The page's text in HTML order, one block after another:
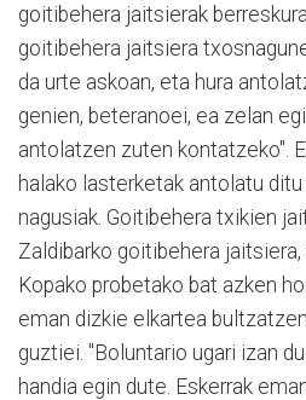
goitibehera jaitsierak
goitibehera jaitsiera
da urte askoan, eta hura
genien, beteranoei, ea zelan
antolatzen zuten kontatzeko".
halako lasterketak antolatu
nagusiak. Goitibehera txikien
Zaldibarko goitibehera
Kopako probetako bat azken
eman dizkie elkartea
guztiei. "Boluntario ugari izan
handia egin dute. Eskerrak